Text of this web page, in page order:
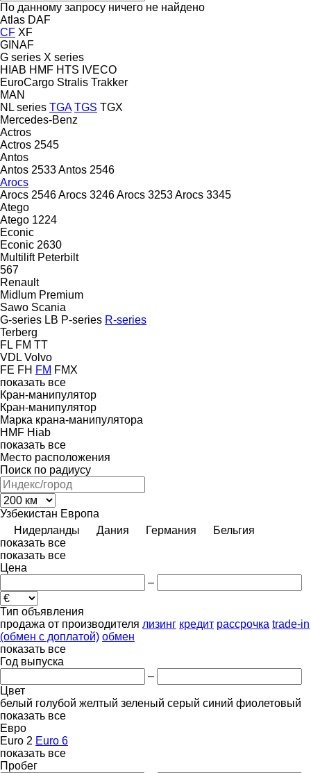
По данному запросу ничего не найдено
Atlas DAF
CF XF
GINAF
G series X series
HIAB HMF HTS IVECO
EuroCargo Stralis Trakker
MAN
NL series TGA TGS TGX
Mercedes-Benz
Actros
Actros 2545
Antos
Antos 2533Antos 2546
Arocs
Arocs 2546Arocs 3246Arocs 3253Arocs 3345
Atego
Atego 1224
Econic
Econic 2630
Multilift Peterbilt
567
Renault
Midlum Premium
Sawo Scania
G-series LB P-series R-series
Terberg
FL FM TT
VDL Volvo
FE FH FM FMX
показать все
Кран-манипулятор
Кран-манипулятор
Марка крана-манипулятора
HMF Hiab
показать все
Место расположения
Поиск по радиусу
Узбекистан Европа
Нидерланды
Дания Германия
Бельгия
показать все
показать все
Цена
–
Тип объявления
продажа от производителя лизинг кредит рассрочка trade-in
(обмен с доплатой) обмен
показать все
Год выпуска
–
Цвет
белый голубой желтый зеленый серый синий фиолетовый
показать все
Евро
Euro 2 Euro 6
показать все
Пробег